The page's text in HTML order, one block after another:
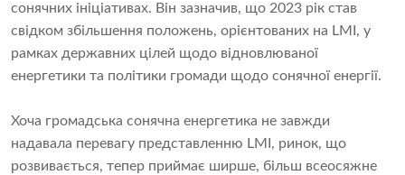
сонячних ініціативах. Він зазначив, що 2023 рік став
свідком збільшення положень, орієнтованих на LMI, у
рамках державних цілей щодо відновлюваної
енергетики та політики громади щодо сонячної енергії.
Хоча громадська сонячна енергетика не завжди
надавала перевагу представленню LMI, ринок, що
розвивається, тепер приймає ширше, більш всеосяжне